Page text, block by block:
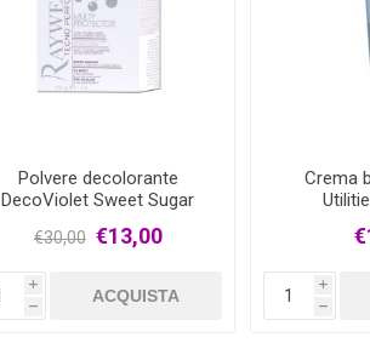
Polvere decolorante
DecoViolet Sweet Sugar
€30,00 €13,00
i
h
ACQUISTA
Crema
i
h